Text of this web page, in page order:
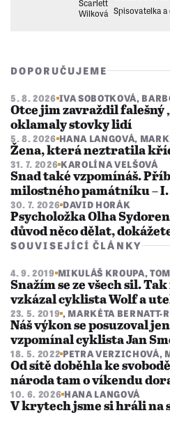
Spisovatelka
DOPORUČUJEME
5. 8. 2026 IVA SOBOTKOVÁ,
Otce jim zavraždil falešný
oklamaly stovky lidí
5. 8. 2026 HANA LANGOVÁ,
Žena, která neztratila
31. 7. 2026 KAROLÍNA VELŠOVÁ
Snad také vzpomínáš.
milostného památníku –
30. 7. 2026 DAVID HORÁK
Psycholožka Olha
důvod něco dělat,
SOUVISEJÍCÍ ČLÁNKY
4. 9. 2019 MIKULÁŠ KROUPA,
Snažím se ze všech sil.
vzkázal cyklista Wolf a
23. 5. 2019 , MARKÉTA BERNATT-
Náš výkon se posuzoval
vzpomínal cyklista Jan
18. 5. 2022 PETRA VERZICHOVÁ,
Od sítě doběhla ke
národa tam o víkendu
10. 6. 2026 HANA LANGOVÁ
V krytech jsme si hráli na